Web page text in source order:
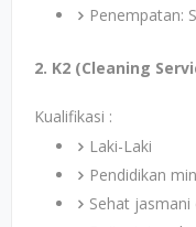
Penempatan:
2. K2 (Cleaning
Kualifikasi :
Laki-Laki
Pendidikan
Sehat jasmani